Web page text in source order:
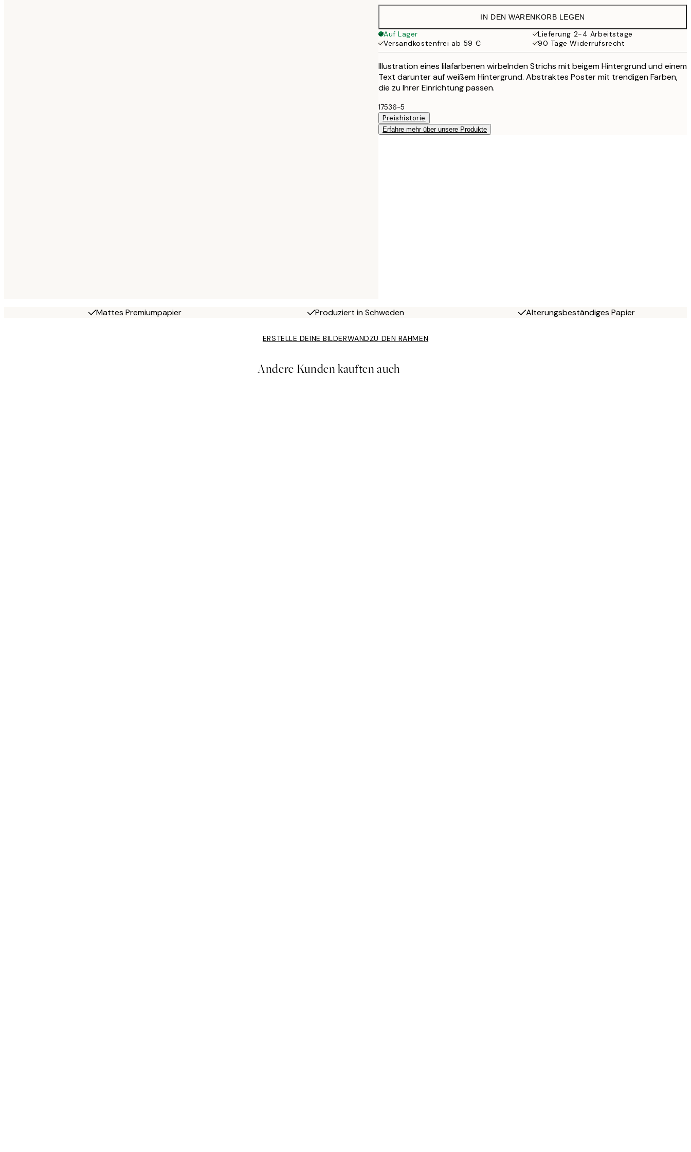
32,45 €
IN DEN WARENKORB LEGEN
Auf Lager
Lieferung 2-4 Arbeitstage
Versandkostenfrei ab 59 €
90 Tage Widerrufsrecht
Illustration eines lilafarbenen wirbelnden Strichs mit beigem Hintergrund und einem
Text darunter auf weißem Hintergrund. Abstraktes Poster mit trendigen Farben,
die zu Ihrer Einrichtung passen.
17536-5
Preishistorie
Erfahre mehr über unsere Produkte
Mattes Premiumpapier Produziert in Schweden Alterungsbeständiges Papier
ERSTELLE DEINE BILDERWANDZU DEN RAHMEN
Andere Kunden kauften auch